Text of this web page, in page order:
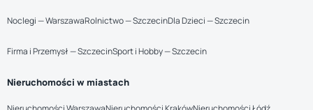
Noclegi — WarszawaRolnictwo — SzczecinDla Dzieci — Szczecin
Firma i Przemysł — SzczecinSport i Hobby — Szczecin
Nieruchomości w miastach